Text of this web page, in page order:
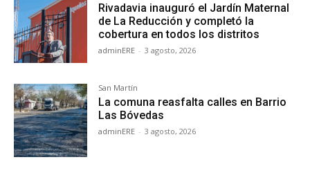
Rivadavia inauguró el Jardín Maternal
de La Reducción y completó la
cobertura en todos los distritos
adminERE - 3 agosto, 2026
San Martín
La comuna reasfalta calles en Barrio
Las Bóvedas
adminERE - 3 agosto, 2026